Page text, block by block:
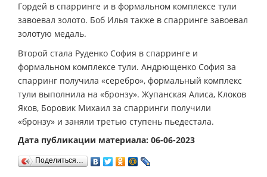
Гордей в спарринге и в формальном комплексе тули
завоевал золото. Боб Илья также в спарринге завоевал
золотую медаль.
Второй стала Руденко София в спарринге и
формальном комплексе тули. Андрющенко София за
спарринг получила «серебро», формальный комплекс
тули выполнила на «бронзу». Жупанская Алиса, Клоков
Яков, Боровик Михаил за спарринги получили
«бронзу» и заняли третью ступень пьедестала.
Дата публикации материала: 06-06-2023
Поделиться…